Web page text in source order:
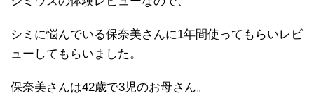
シミに悩んでいる保奈美さんに1年間使ってもらいレビ
ューしてもらいました。
保奈美さんは42歳で3児のお母さん。